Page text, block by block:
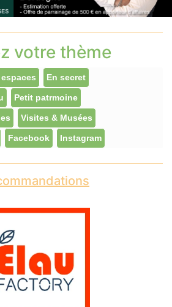
votre thème
En secret
Petit patrmoine
Visites & Musées
Facebook Instagram